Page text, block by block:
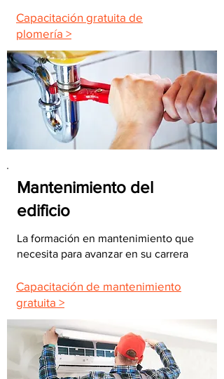
Capacitación gratuita de
plomería >
Mantenimiento del
edificio
La formación en mantenimiento que
necesita para avanzar en su carrera
Capacitación de mantenimiento
gratuita >